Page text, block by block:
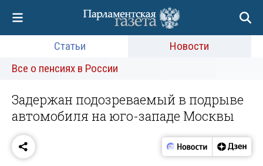
Статьи
Новости
Все о пенсиях в России
Задержан подозреваемый в подрыве
автомобиля на юго-западе Москвы